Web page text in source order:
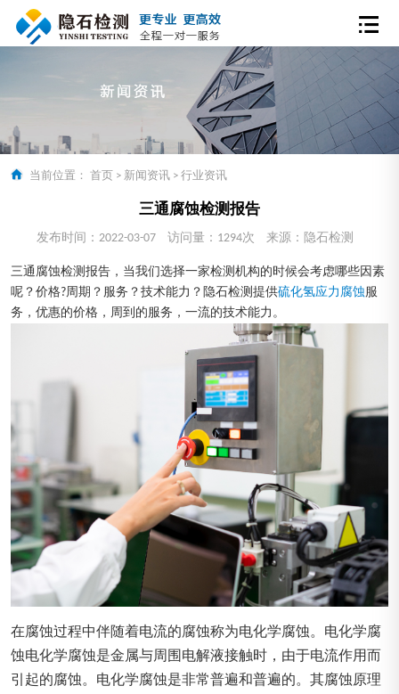
当前位置： 首页 > 新闻资讯 > 行业资讯
三通腐蚀检测报告
发布时间：2022-03-07 访问量：1294次 来源：隐石检测
三通腐蚀检测报告，当我们选择一家检测机构的时候会考虑哪些因素
呢？价格?周期？服务？技术能力？隐石检测提供硫化氢应力腐蚀服
务，优惠的价格，周到的服务，一流的技术能力。
在腐蚀过程中伴随着电流的腐蚀称为电化学腐蚀。电化学腐
蚀电化学腐蚀是金属与周围电解液接触时，由于电流作用而
引起的腐蚀。电化学腐蚀是非常普遍和普遍的。其腐蚀原理